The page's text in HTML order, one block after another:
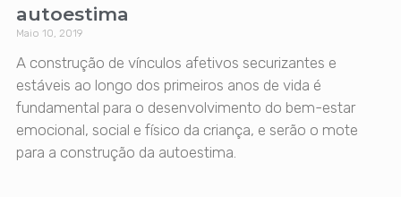
autoestima
Maio 10, 2019
A construção de vínculos afetivos securizantes e
estáveis ao longo dos primeiros anos de vida é
fundamental para o desenvolvimento do bem-estar
emocional, social e físico da criança, e serão o mote
para a construção da autoestima.